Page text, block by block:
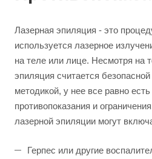
Лазерная эпиляция - это
используется лазерное
на теле или лице. Несмотря на
эпиляция считается
методикой, у нее все равно
противопоказания и
лазерной эпиляции могут
Герпес или другие